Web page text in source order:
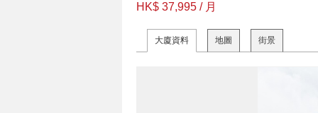
HK$ 37,995 / 月
大廈資料 地圖 街景